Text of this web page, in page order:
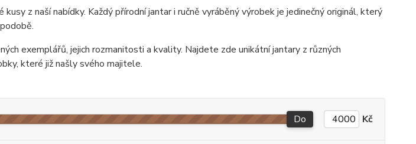
z naší nabídky. Každý přírodní jantar i ručně vyráběný výrobek je jedinečný originál, který
exemplářů, jejich rozmanitosti a kvality. Najdete zde unikátní jantary z různých
které již našly svého majitele.
Do Kč